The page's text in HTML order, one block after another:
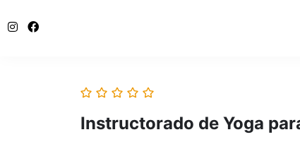
Instructorado de Yoga